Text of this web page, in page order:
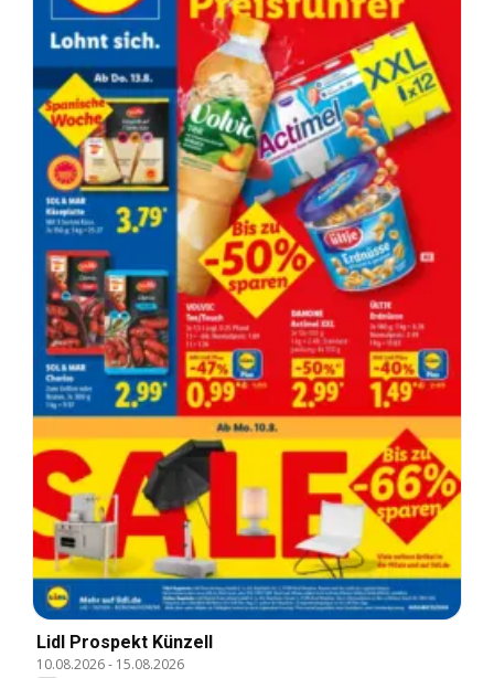
Lidl Prospekt Künzell
10.08.2026- 15.08.2026